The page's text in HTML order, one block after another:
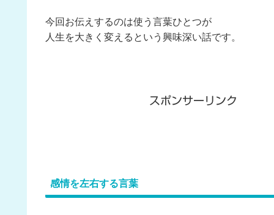
今回お伝えするのは使う言葉ひとつが
人生を大きく変えるという興味深い話です。
スポンサーリンク
感情を左右する言葉